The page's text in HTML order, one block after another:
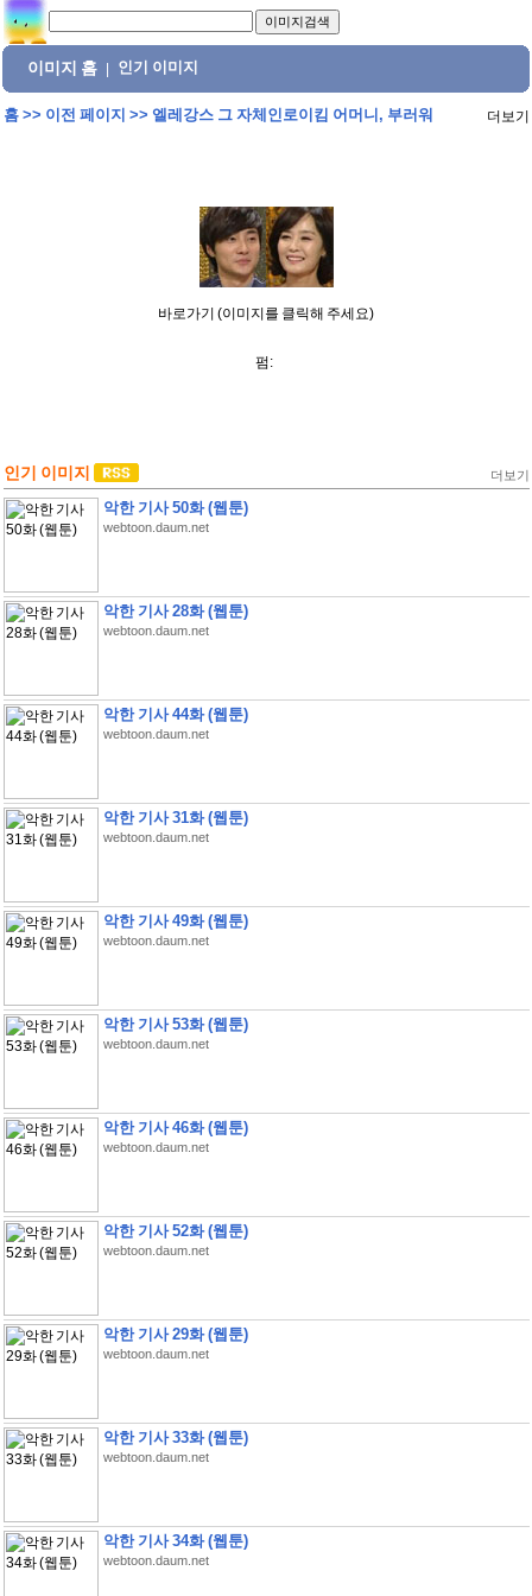
이미지 홈 인기 이미지
홈>> 이전 페이지 >> 엘레강스 그 자체인로이킴 어머니, 부러워 더보기
바로가기 (이미지를 클릭해 주세요)
펌:
인기 이미지 더보기
악한 기사 50화 (웹툰)
webtoon.daum.net
악한 기사 28화 (웹툰)
webtoon.daum.net
악한 기사 44화 (웹툰)
webtoon.daum.net
악한 기사 31화 (웹툰)
webtoon.daum.net
악한 기사 49화 (웹툰)
webtoon.daum.net
악한 기사 53화 (웹툰)
webtoon.daum.net
악한 기사 46화 (웹툰)
webtoon.daum.net
악한 기사 52화 (웹툰)
webtoon.daum.net
악한 기사 29화 (웹툰)
webtoon.daum.net
악한 기사 33화 (웹툰)
webtoon.daum.net
악한 기사 34화 (웹툰)
webtoon.daum.net